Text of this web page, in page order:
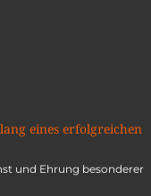
eines erfolgreichen
und Ehrung besonderer